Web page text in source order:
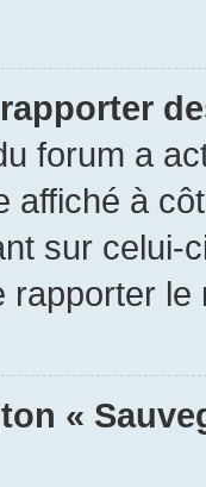
forum a
affiché à
sur
rapporter le
«